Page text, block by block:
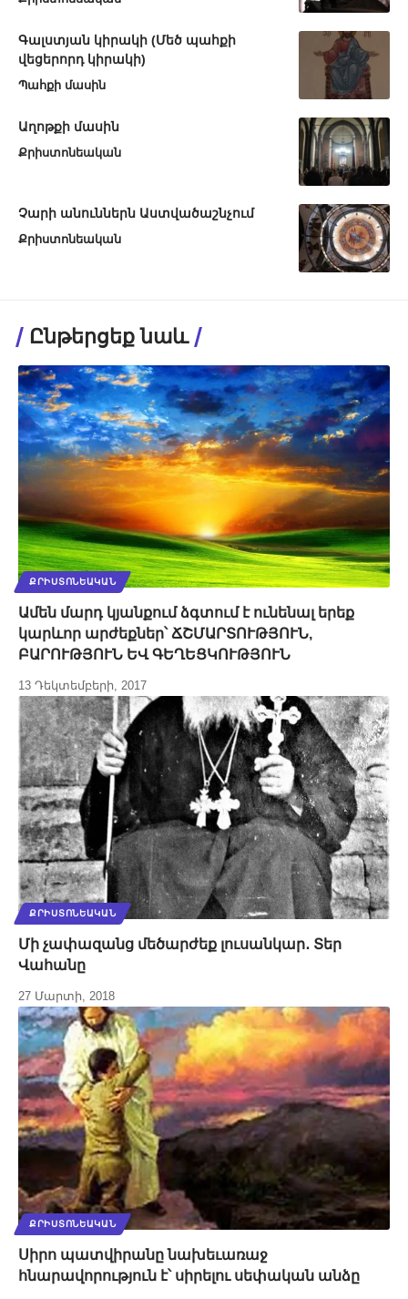
Գալստյան կիրակի (Մեծ պահքի
վեցերորդ կիրակի)
Պահքի մասին
Աղոթքի մասին
Քրիստոնեական
Չարի անուններն Աստվածաշնչում
Քրիստոնեական
Ընթերցեք նաև
ՔՐԻՍՏՈՆԵԱԿԱՆ
Ամեն մարդ կյանքում ձգտում է ունենալ երեք
կարևոր արժեքներ՝ ՃՇՄԱՐՏՈՒԹՅՈՒՆ,
ԲԱՐՈՒԹՅՈՒՆ ԵՎ ԳԵՂԵՑԿՈՒԹՅՈՒՆ
13 Դեկտեմբերի, 2017
ՔՐԻՍՏՈՆԵԱԿԱՆ
Մի չափազանց մեծարժեք լուսանկար․ Տեր
Վահանը
27 Մարտի, 2018
ՔՐԻՍՏՈՆԵԱԿԱՆ
Սիրո պատվիրանը նախեւառաջ
հնարավորություն է՝ սիրելու սեփական անձը